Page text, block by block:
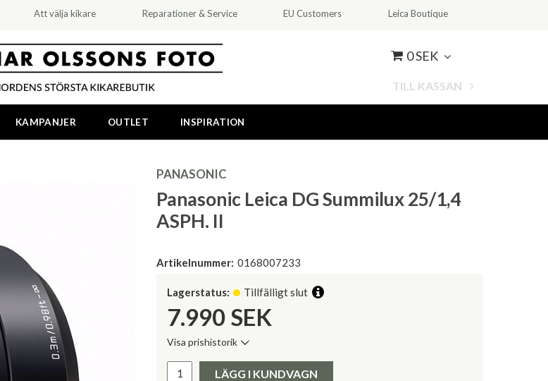
Att välja kikare Reparationer & Service EU Customers Leica Boutique
0 SEK
TILL KASSAN
KAMPANJER OUTLET INSPIRATION
PANASONIC
Panasonic Leica DG Summilux 25/1,4
ASPH. II
Artikelnummer: 0168007233
Lagerstatus: Tillfälligt slut
7.990 SEK
Visa prishistorik
Pris:
LÄGG I KUNDVAGN